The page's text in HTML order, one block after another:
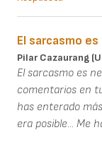
El sarcasmo
Pilar Cazaurang
El sarcasmo es
comentarios en
has enterado
era posible... Me